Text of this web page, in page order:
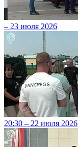
– 23 июля 2026
20:30 – 22 июля 2026